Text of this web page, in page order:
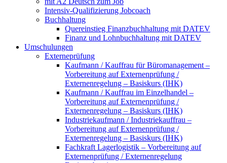
Intensiv-Qualifizierung Jobcoach
Buchhaltung
Quereinstieg Finanzbuchhaltung mit DATEV
Finanz und Lohnbuchhaltung mit DATEV
Umschulungen
Externeprüfung
Kaufmann / Kauffrau für Büromanagement –
Vorbereitung auf Externenprüfung /
Externenregelung – Basiskurs (IHK)
Kaufmann / Kauffrau im Einzelhandel –
Vorbereitung auf Externenprüfung /
Externenregelung – Basiskurs (IHK)
Industriekaufmann / Industriekauffrau –
Vorbereitung auf Externenprüfung /
Externenregelung – Basiskurs (IHK)
Fachkraft Lagerlogistik – Vorbereitung auf
Externenprüfung / Externenregelung